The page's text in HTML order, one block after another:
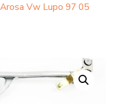
Vw Lupo 97 05